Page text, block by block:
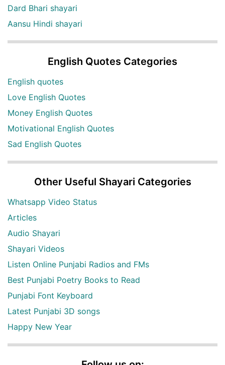
Dard Bhari shayari
Aansu Hindi shayari
English Quotes Categories
English quotes
Love English Quotes
Money English Quotes
Motivational English Quotes
Sad English Quotes
Other Useful Shayari Categories
Whatsapp Video Status
Articles
Audio Shayari
Shayari Videos
Listen Online Punjabi Radios and FMs
Best Punjabi Poetry Books to Read
Punjabi Font Keyboard
Latest Punjabi 3D songs
Happy New Year